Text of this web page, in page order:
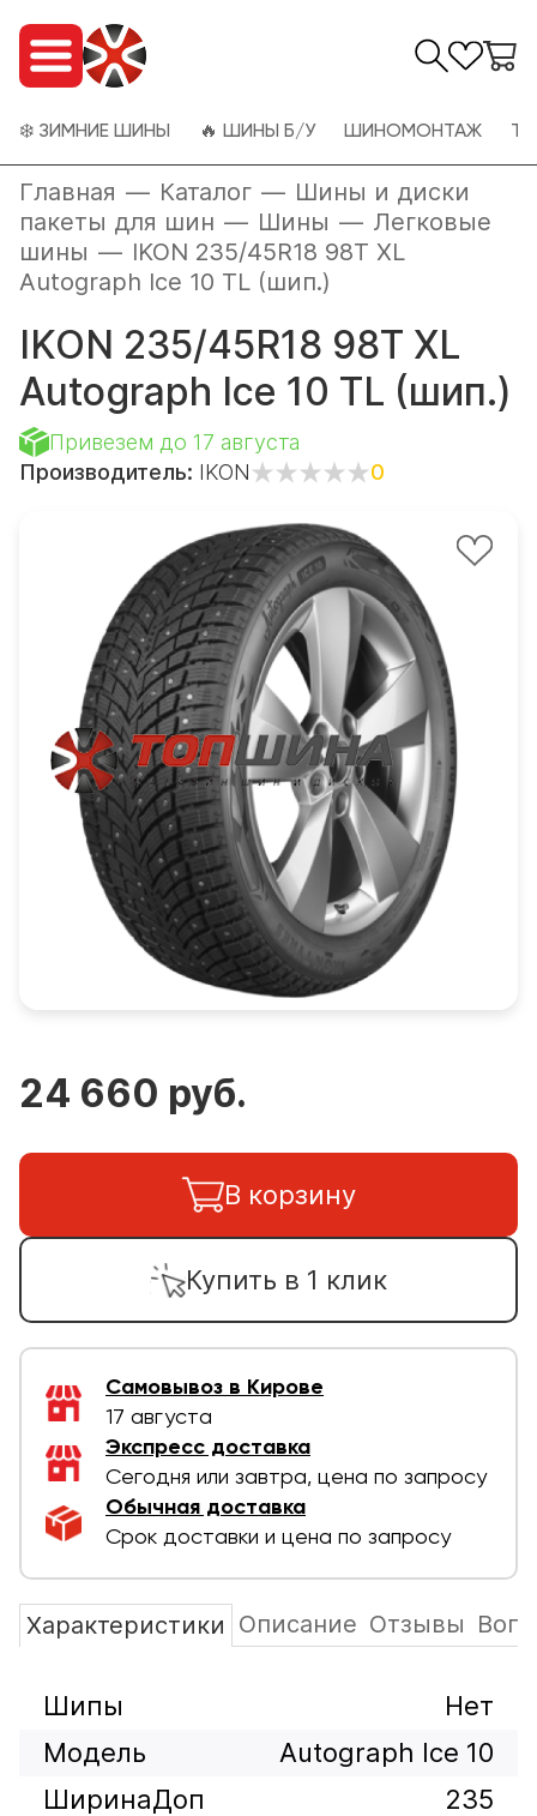
❄️ ЗИМНИЕ ШИНЫ 🔥 ШИНЫ Б/У ШИНОМОНТАЖ
Главная — Каталог — Шины и диски
пакеты для шин — Шины — Легковые
шины — IKON 235/45R18 98T XL
Autograph Ice 10 TL (шип.)
IKON 235/45R18 98T XL
Autograph Ice 10 TL (шип.)
Привезем до 17 августа
Производитель: IKON 0
24 660 руб.
В корзину
Купить в 1 клик
Самовывоз в Кирове
17 августа
Экспресс доставка
Сегодня или завтра, цена по запросу
Обычная доставка
Срок доставки и цена по запросу
Характеристики Описание Отзывы
Шипы
Нет
Модель
Autograph Ice 10
ШиринаДоп
235